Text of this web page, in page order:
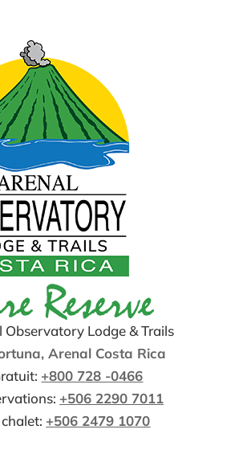
Observatory Lodge & Trails
Arenal Costa Rica
+800 728 -0466
+506 2290 7011
+506 2479 1070